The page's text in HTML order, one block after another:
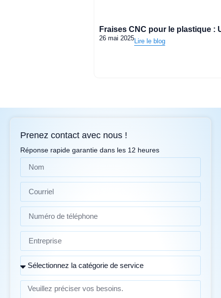
Fraises CNC pour le plastique
26 mai 2025Lire le blog
Prenez contact avec nous !
Réponse rapide garantie dans les 12 heures